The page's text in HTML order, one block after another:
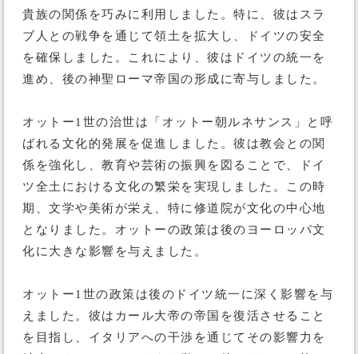
貴族の関係を巧みに利用しました。特に、彼はスラ
ブ人との戦争を通じて領土を拡大し、ドイツの安全
を確保しました。これにより、彼はドイツの統一を
進め、後の神聖ローマ帝国の形成に寄与しました。
オットー1世の治世は「オットー朝ルネサンス」と呼
ばれる文化的発展を促進しました。彼は教会との関
係を強化し、教育や芸術の振興を図ることで、ドイ
ツ全土における文化の繁栄を実現しました。この時
期、文学や美術が栄え、特に修道院が文化の中心地
となりました。オットーの政策は後のヨーロッパ文
化に大きな影響を与えました。
オットー1世の政策は後のドイツ統一に深く影響を与
えました。彼はカール大帝の帝国を復活させること
を目指し、イタリアへの干渉を通じてその影響力を